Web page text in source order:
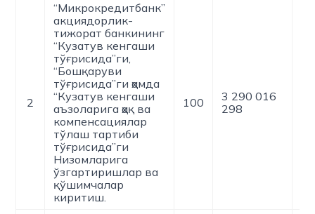
2
“Микрокредитбанк”
акциядорлик-
тижорат банкининг
“Кузатув кенгаши
тўғрисида”ги,
“Бошқаруви
тўғрисида”ги ҳамда
“Кузатув кенгаши
аъзоларига ҳақ ва
компенсациялар
тўлаш тартиби
тўғрисида”ги
Низомларига
ўзгартиришлар ва
қўшимчалар
киритиш.
100
3 290 016
298